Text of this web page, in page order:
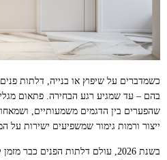
כשמדברים על שיפוץ או בנייה, דלתות
בהם – עד שמגיע רגע הבחירה. פתאום
שהפערים בין הדגמים משמעותיים,
ייצור ורמות גימור שמשפיעים ישירות על
בשנת 2026, עולם דלתות הפנים